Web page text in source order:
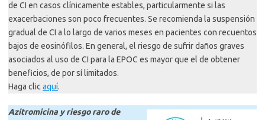
de CI en casos clínicamente estables, particularmente si las
exacerbaciones son poco frecuentes. Se recomienda la suspensión
gradual de CI a lo largo de varios meses en pacientes con recuentos
bajos de eosinófilos. En general, el riesgo de sufrir daños graves
asociados al uso de CI para la EPOC es mayor que el de obtener
beneficios, de por sí limitados.
Haga clic aquí.
Azitromicina y riesgo raro de